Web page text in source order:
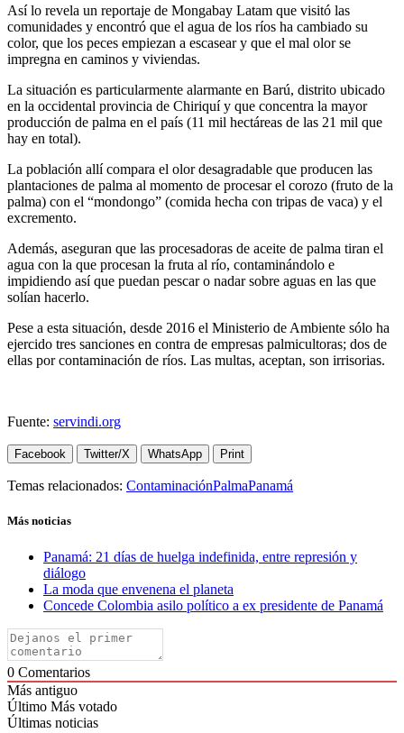
Así lo revela un reportaje de Mongabay Latam que visitó las
comunidades y encontró que el agua de los ríos ha cambiado su
color, que los peces empiezan a escasear y que el mal olor se
impregna en caminos y viviendas.
La situación es particularmente alarmante en Barú, distrito ubicado
en la occidental provincia de Chiriquí y que concentra la mayor
producción de palma en el país (11 mil hectáreas de las 21 mil que
hay en total).
La población allí compara el olor desagradable que producen las
plantaciones de palma al momento de procesar el corozo (fruto de la
palma) con el “mondongo” (comida hecha con tripas de vaca) y el
excremento.
Además, aseguran que las procesadoras de aceite de palma tiran el
agua con la que procesan la fruta al río, contaminándolo e
impidiendo así que puedan pescar o nadar sobre aguas en las que
solían hacerlo.
Pese a esta situación, desde 2016 el Ministerio de Ambiente sólo ha
ejercido tres sanciones en contra de empresas palmicultoras; dos de
ellas por contaminación de ríos. Las multas, aceptan, son irrisorias.
Fuente: servindi.org
Facebook Twitter/X WhatsApp Print
Temas relacionados: ContaminaciónPalmaPanamá
Más noticias
Panamá: 21 días de huelga indefinida, entre represión y
diálogo
La moda que envenena el planeta
Concede Colombia asilo político a ex presidente de Panamá
0 Comentarios
Más antiguo
Último Más votado
Últimas noticias